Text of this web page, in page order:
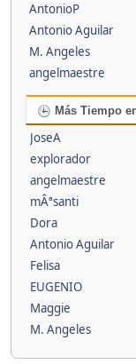
AntonioP
Antonio Aguilar
M. Angeles
angelmaestre
Más Tiempo
JoseA
explorador
angelmaestre
mÂªsanti
Dora
Antonio Aguilar
Felisa
EUGENIO
Maggie
M. Angeles